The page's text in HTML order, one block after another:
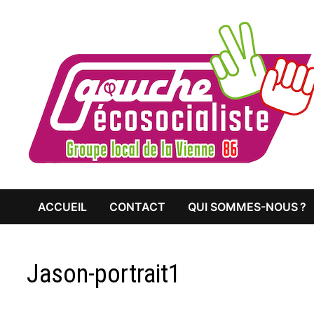
ACCUEIL CONTACT QUI SOMMES-NOUS ?
Jason-portrait1